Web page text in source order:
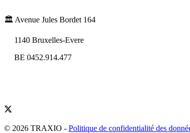
🏛️ Avenue Jules Bordet 164
1140 Bruxelles-Evere
BE 0452.914.477
© 2026 TRAXIO - Politique de confidentialité des